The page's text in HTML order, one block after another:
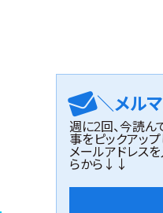
＼メル
週に2回、今読ん
事をピックアッ
メールアドレス
らから↓↓